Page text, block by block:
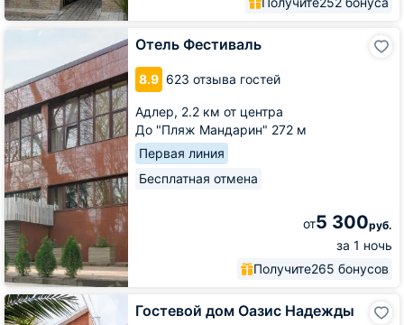
Отель Фестиваль
8.9 623 отзыва гостей
Адлер, 2.2 км от центра
До "Пляж Мандарин" 272 м
Первая линия
Бесплатная отмена
от5 300руб.
за 1 ночь
Получите265 бонусов
Отель
Гостевой дом Оазис Надежды
Гостевой
дом